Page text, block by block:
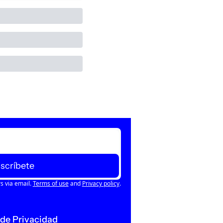
via email.Terms of useand Privacy policy.
Privacidad